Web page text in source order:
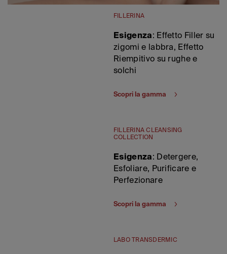
FILLERINA
Esigenza: Effetto Filler su
zigomi e labbra, Effetto
Riempitivo su rughe e
solchi
Scopri la gamma
FILLERINA CLEANSING
COLLECTION
Esigenza: Detergere,
Esfoliare, Purificare e
Perfezionare
Scopri la gamma
LABO TRANSDERMIC